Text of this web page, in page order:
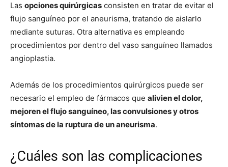
Las opciones quirúrgicas consisten en tratar de evitar el
flujo sanguíneo por el aneurisma, tratando de aislarlo
mediante suturas. Otra alternativa es empleando
procedimientos por dentro del vaso sanguíneo llamados
angioplastia.
Además de los procedimientos quirúrgicos puede ser
necesario el empleo de fármacos que alivien el dolor,
mejoren el flujo sanguíneo, las convulsiones y otros
síntomas de la ruptura de un aneurisma.
¿Cuáles son las complicaciones